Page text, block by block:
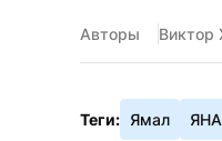
Авторы Виктор
Теги: Ямал